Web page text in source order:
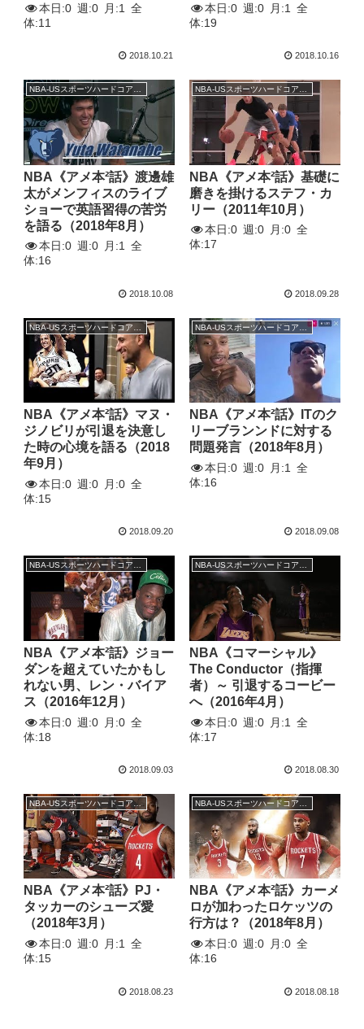
本日:0 週:0 月:1
全
体:11
2018.10.21
本日:0 週:0 月:1
全
体:19
2018.10.16
NBA《アメ本²話》渡邊雄
太がメンフィスのライブ
ショーで英語習得の苦労
を語る（2018年8月）
本日:0 週:0 月:1 全
体:16
2018.10.08
NBA《アメ本²話》基礎に
磨きを掛けるステフ・カ
リー（2011年10月）
本日:0 週:0 月:0 全
体:17
2018.09.28
NBA《アメ本²話》マヌ・
ジノビリが引退を決意し
た時の心境を語る（2018
年9月）
本日:0 週:0 月:0 全
体:15
2018.09.20
NBA-USスポーツハードコアトーク
NBA《アメ本²話》ITのク
リーブランンドに対する
問題発言（2018年8月）
本日:0 週:0 月:1
全
体:16
2018.09.08
NBA-USスポーツハードコアトーク
NBA《アメ本²話》ジョー
ダンを超えていたかもし
れない男、レン・バイア
ス（2016年12月）
本日:0 週:0 月:0 全
体:18
2018.09.03
NBA-USスポーツハードコアトーク
NBA《コマーシャル》
The Conductor（指揮
者）～ 引退するコービー
へ（2016年4月）
本日:0 週:0 月:1
全
体:17
2018.08.30
NBA-USスポーツハードコアトーク
NBA《アメ本²話》PJ・
タッカーのシューズ愛
（2018年3月）
本日:0 週:0 月:1 全
体:15
2018.08.23
NBA《アメ本²話》カーメ
ロが加わったロケッツの
行方は？（2018年8月）
本日:0 週:0 月:0 全
体:16
2018.08.18